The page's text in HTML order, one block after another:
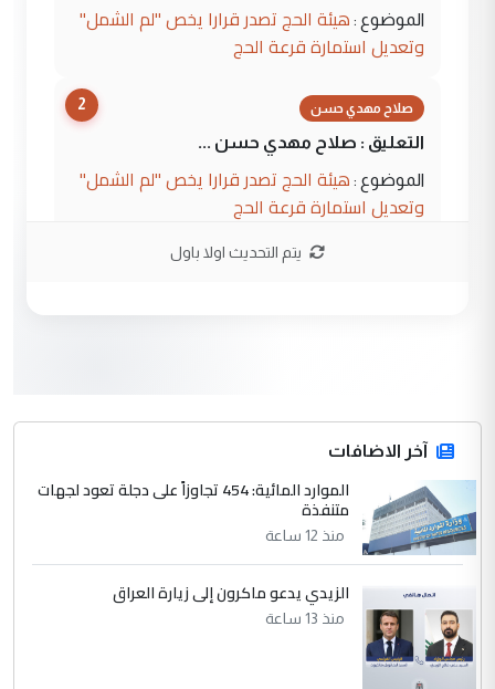
الموضوع : هيئة الحج تصدر قرارا يخص "لم الشمل"
وتعديل استمارة قرعة الحج
2 صلاح مهدي حسن
التعليق : صلاح مهدي حسن ...
الموضوع : هيئة الحج تصدر قرارا يخص "لم الشمل"
وتعديل استمارة قرعة الحج
المشترك لا تستهدف أية دولة ومفتوحة لانضمام
الدول الشقيقة
4 يوسف غزوان عصمت
التعليق : بكالوريوس فيزياء طبية متزوج و
زوجتي أيضا بكالوريوس سكني بغداد أرغب في
إكمال دراستي داخل ...
الموضوع :
السعودية توافق على الاستمرار في
جامعاتها سنويا
يتم التحديث اولا باول
آخر الاضافات
الموارد المائية: 454 تجاوزاً على دجلة تعود لجهات
متنفذة
منذ 12 ساعة
الزيدي يدعو ماكرون إلى زيارة العراق
منذ 13 ساعة